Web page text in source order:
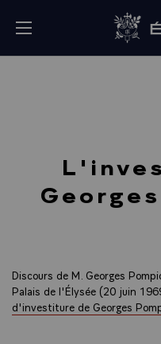
menu
Discours de M. Georges
Palais de l'Élysée (20 juin
d'investiture de Georges
Panneau de gestion des